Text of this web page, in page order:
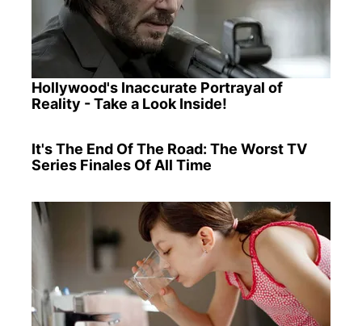
Hollywood's Inaccurate Portrayal of
Reality - Take a Look Inside!
It's The End Of The Road: The Worst TV
Series Finales Of All Time